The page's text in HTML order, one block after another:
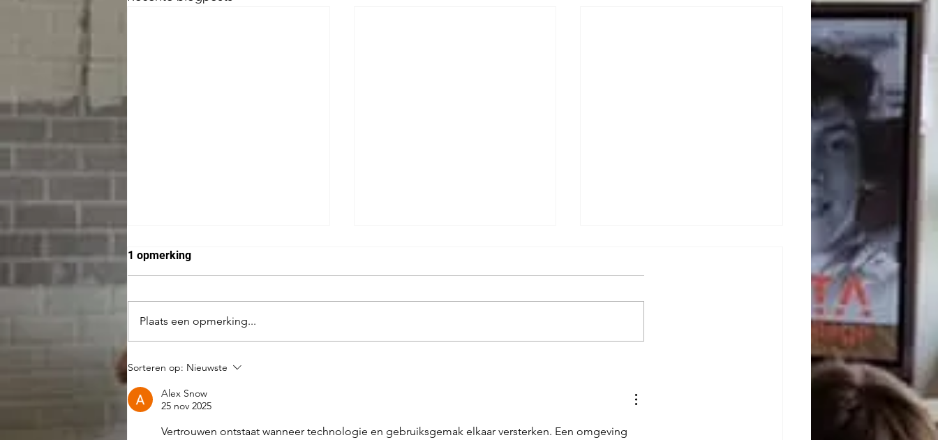
Een mooie dag
Je Leven in de Steigers
optreden op de planning in
1 opmerking
Plaats een opmerking...
Sorteren op: Nieuwste
Alex Snow
25 nov 2025
Vertrouwen ontstaat wanneer technologie en gebruiksgemak elkaar versterken. Een omgeving